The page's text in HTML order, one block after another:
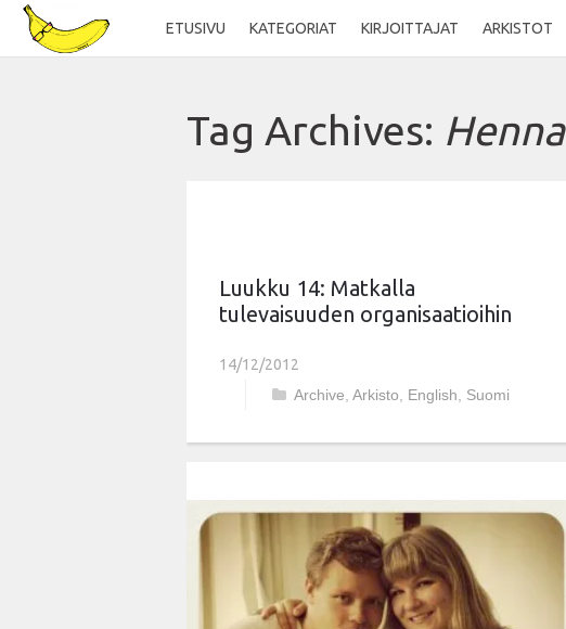
ETUSIVU KATEGORIAT KIRJOITTAJAT ARKISTOT
Tag Archives: Henna
Luukku 14: Matkalla
tulevaisuuden organisaatioihin
14/12/2012
Archive Arkisto English Suomi